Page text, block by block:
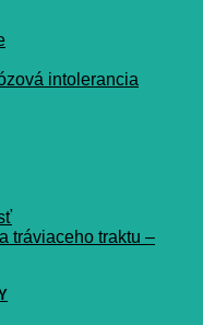
intolerancia
tráviaceho traktu –